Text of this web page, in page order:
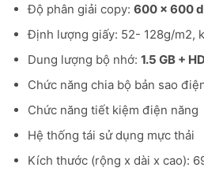
Độ phân giải copy: 600 × 600
Định lượng giấy: 52- 128g/m2,
Dung lượng bộ nhớ: 1.5 GB +
Chức năng chia bộ bản sao
Chức năng tiết kiệm điện năng
Hệ thống tái sử dụng mực thải
Kích thước (rộng x dài x cao):